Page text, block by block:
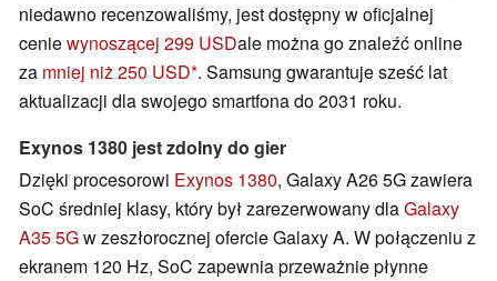
niedawno recenzowaliśmy, jest dostępny w oficjalnej
ceniewynoszącej 299 USDale można go znaleźć online
za mniej niż 250 USD . Samsung gwarantuje sześć lat
aktualizacji dla swojego smartfona do 2031 roku.
Exynos 1380 jest zdolny do gier
Dzięki procesorowi Exynos 1380, Galaxy A26 5G zawiera
SoC średniej klasy, który był zarezerwowany dlaGalaxy
A35 5Gw zeszłorocznej ofercie Galaxy A. W połączeniu z
ekranem 120 Hz, SoC zapewnia przeważnie płynne